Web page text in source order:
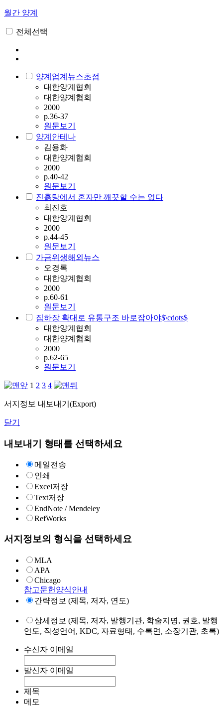
월간 양계
전체선택
양계업계뉴스초점
대한양계협회
대한양계협회
2000
p.36-37
원문보기
양계안테나
김용화
대한양계협회
2000
p.40-42
원문보기
진흙탕에서 혼자만 깨끗할 수는 없다
최진호
대한양계협회
2000
p.44-45
원문보기
가금위생해외뉴스
오경록
대한양계협회
2000
p.60-61
원문보기
집하장 확대로 유통구조 바로잡아야$\cdots$
대한양계협회
대한양계협회
2000
p.62-65
원문보기
1 2 3 4
서지정보 내보내기(Export)
닫기
내보내기 형태를 선택하세요
메일전송
인쇄
Excel저장
Text저장
EndNote / Mendeley
RefWorks
서지정보의 형식을 선택하세요
MLA
APA
Chicago
참고문헌양식안내
간략정보 (제목, 저자, 연도)
상세정보 (제목, 저자, 발행기관, 학술지명, 권호, 발행
연도, 작성언어, KDC, 자료형태, 수록면, 소장기관, 초록)
수신자 이메일
발신자 이메일
제목
메모